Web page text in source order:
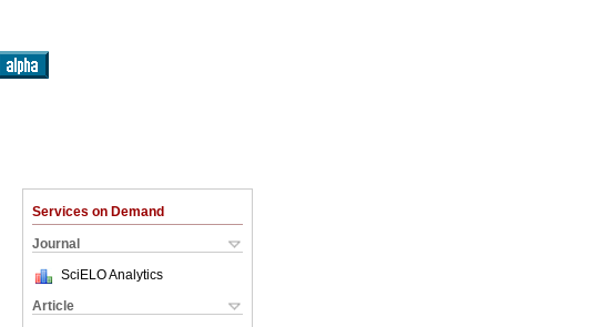
Services on Demand
Journal
SciELO Analytics
Article